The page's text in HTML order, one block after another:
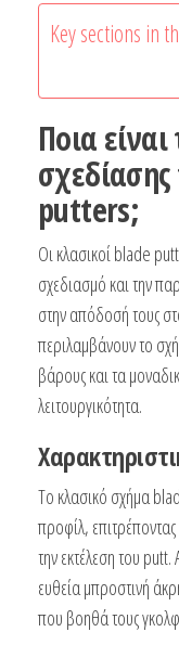
Key sections in
Ποια
putters;
Οι κλασικοί blade
σχεδιασμό και την
στην απόδοσή τους
περιλαμβάνουν το
βάρους και τα
λειτουργικότητα.
Το κλασικό σχήμα
προφίλ,
την εκτέλεση του
ευθεία μπροστινή
που βοηθά τους